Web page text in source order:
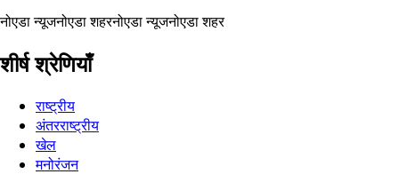
नोएडा न्यूजनोएडा शहरनोएडा न्यूजनोएडा शहर
शीर्ष श्रेणियाँ
राष्ट्रीय
अंतरराष्ट्रीय
खेल
मनोरंजन